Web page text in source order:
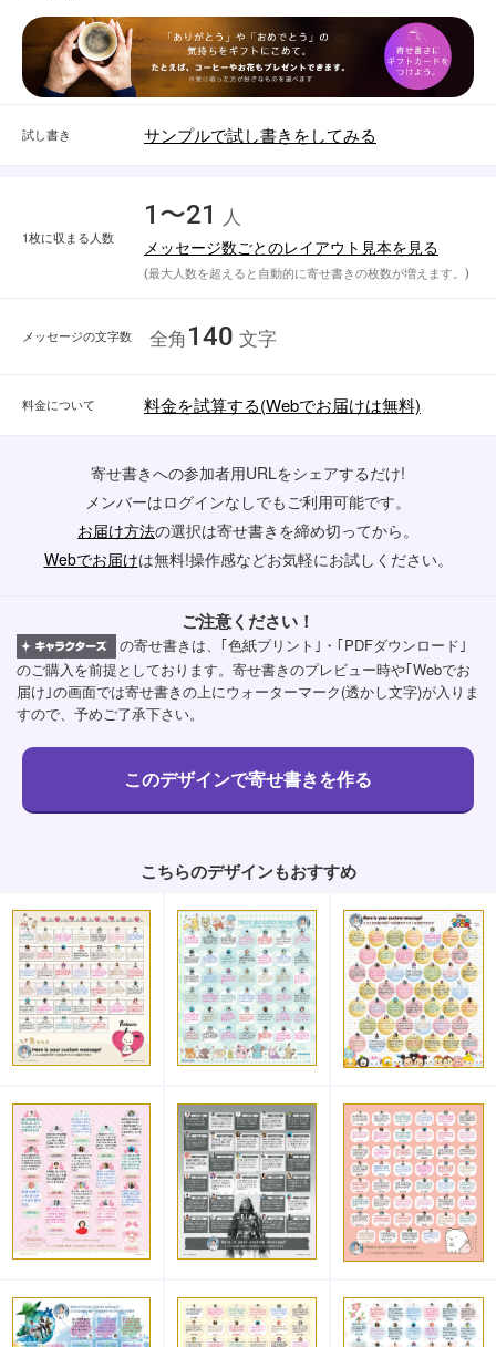
試し書き サンプルで試し書きをしてみる
1枚に収まる人数
1〜21 人
メッセージ数ごとのレイアウト見本を見る
(最大人数を超えると自動的に寄せ書きの枚数が増えます。)
メッセージの文字数 全角 140 文字
料金について 料金を試算する(Webでお届けは無料)
寄せ書きへの参加者用URLをシェアするだけ!
メンバーはログインなしでもご利用可能です。
お届け方法の選択は寄せ書きを締め切ってから。
Webでお届けは無料!操作感などお気軽にお試しください。
ご注意ください！
の寄せ書きは、｢色紙プリント｣・｢PDFダウンロード｣
のご購入を前提としております。寄せ書きのプレビュー時や｢Webでお
届け｣の画面では寄せ書きの上にウォーターマーク(透かし文字)が入りま
すので、予めご了承下さい。
こちらのデザインもおすすめ